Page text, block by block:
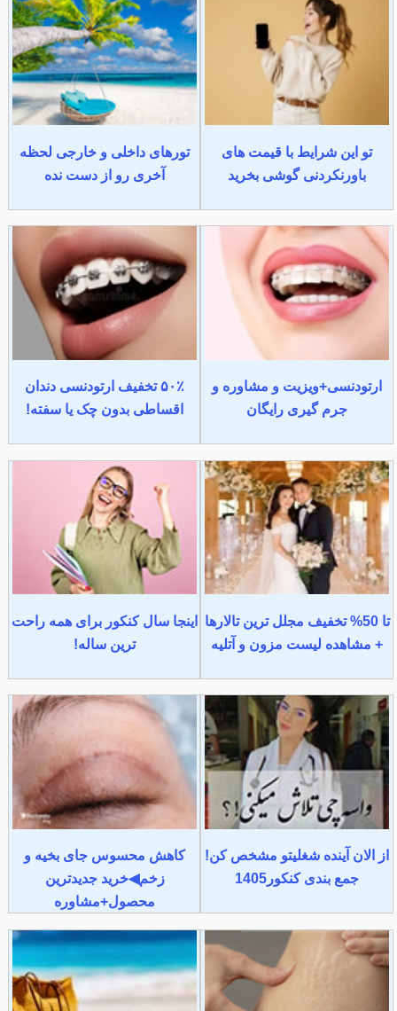
تو این شرایط با قیمت های
باورنکردنی گوشی بخرید
تورهای داخلی و خارجی لحظه
آخری رو از دست نده
ارتودنسی+ویزیت و مشاوره و
جرم گیری رایگان
۵۰٪ تخفیف ارتودنسی دندان
اقساطی بدون چک یا سفته!
تا 50% تخفیف مجلل ترین تالارها
+ مشاهده لیست مزون و آتلیه
اینجا سال کنکور برای همه راحت
ترین ساله!
از الان آینده شغلیتو مشخص کن!
جمع بندی کنکور1405
کاهش محسوس جای بخیه و
زخم◀خرید جدیدترین
محصول+مشاوره